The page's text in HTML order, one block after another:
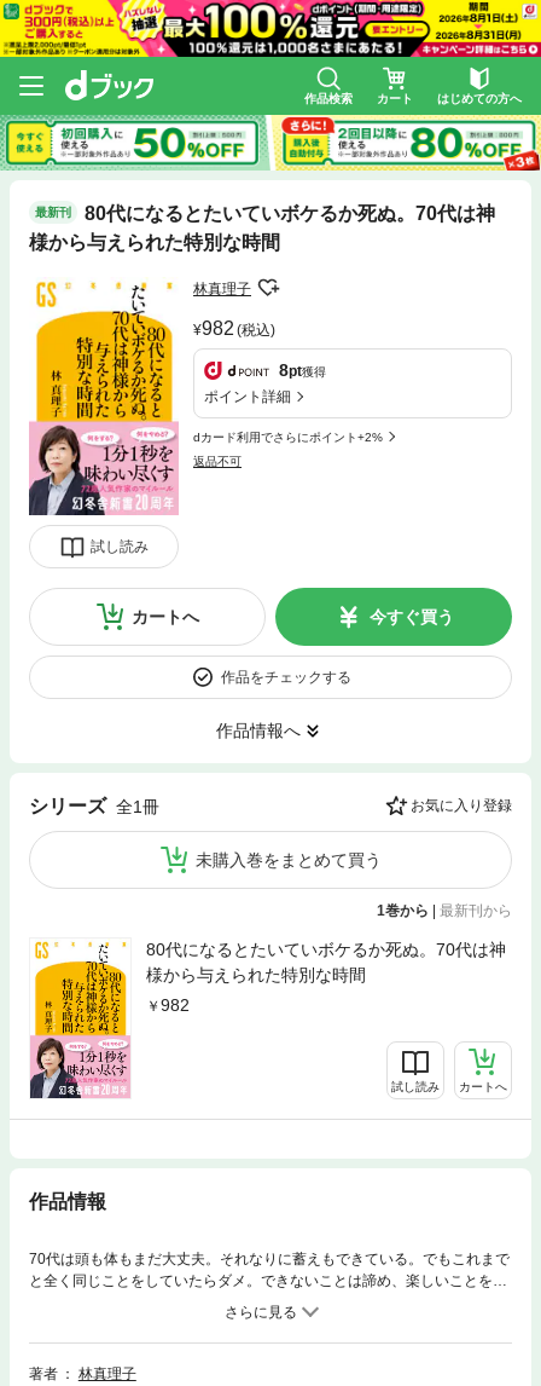
作品検索 カート はじめての方へ
最新刊
80代になるとたいていボケるか死ぬ。70代は神
様から与えられた特別な時間
試し読み
林真理子
982 (税込)
8pt獲得
ポイント詳細
dカード利用でさらにポイント+2%
返品不可
カートへ 今すぐ買う
作品をチェックする
作品情報へ
シリーズ 全1冊 お気に入り登録
未購入巻をまとめて買う
1巻から 最新刊から
80代になるとたいていボケるか死ぬ。70代は神
様から与えられた特別な時間
982
試し読み カートへ
作品情報
70代は頭も体もまだ大丈夫。それなりに蓄えもできている。でもこれまで
と全く同じことをしていたらダメ。できないことは諦め、楽しいことを大
事にし、人生の新しいステージに立とう。同じ年代とばかりつるまず、ダ
イエットはしない。嫌われずに自慢話をするテクニック、お金にキレイな
人と思われるおごり方――。72歳の人気作家が本音で語る「健康」「おし
ゃれ」「仕事」「お金」「人間関係」「趣味」。確実に近づく「その日」
著者
林真理子